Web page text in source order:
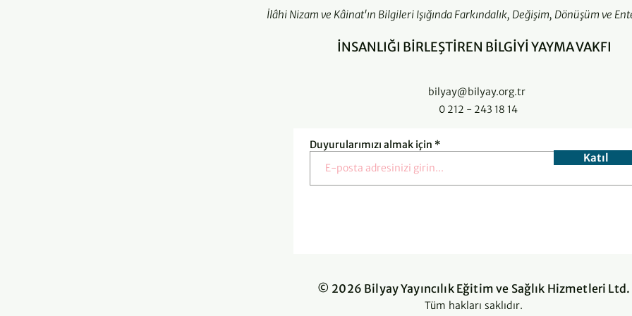
İlâhi Nizam ve Kâinat'ın Bilgileri Işığında Farkındalık, Değişim, Dönüşüm ve
İNSANLIĞI BİRLEŞTİREN BİLGİYİ YAYMA VAKFI
bilyay@bilyay.org.tr
0 212 - 243 18 14
Duyurularımızı almak için
Katıl
© 2026 Bilyay Yayıncılık Eğitim ve Sağlık Hizmetleri Ltd.
Tüm hakları saklıdır.